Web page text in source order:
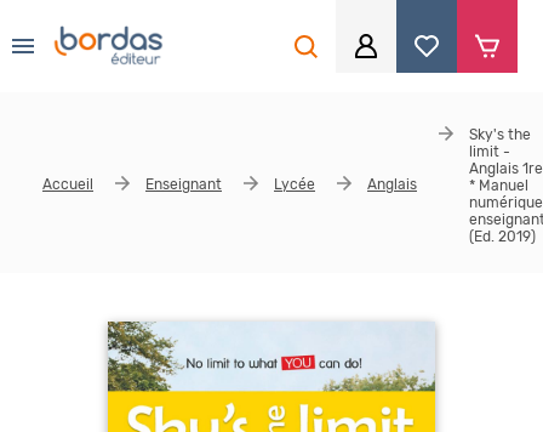
Se souvenir de moi
Accueil Enseignant Lycée Anglais
Sky's the
limit -
Anglais 1re
* Manuel
numérique
(Ed. 2019)